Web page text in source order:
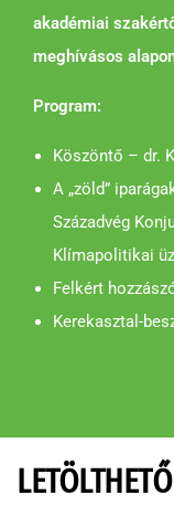
akadémiai
meghívásos
Program:
Köszöntő – dr.
A „zöld”
Századvég
Klímapolitikai
Felkért
Kerekasztal-